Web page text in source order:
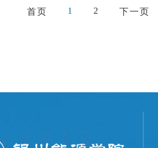
首页 1 2 下一页